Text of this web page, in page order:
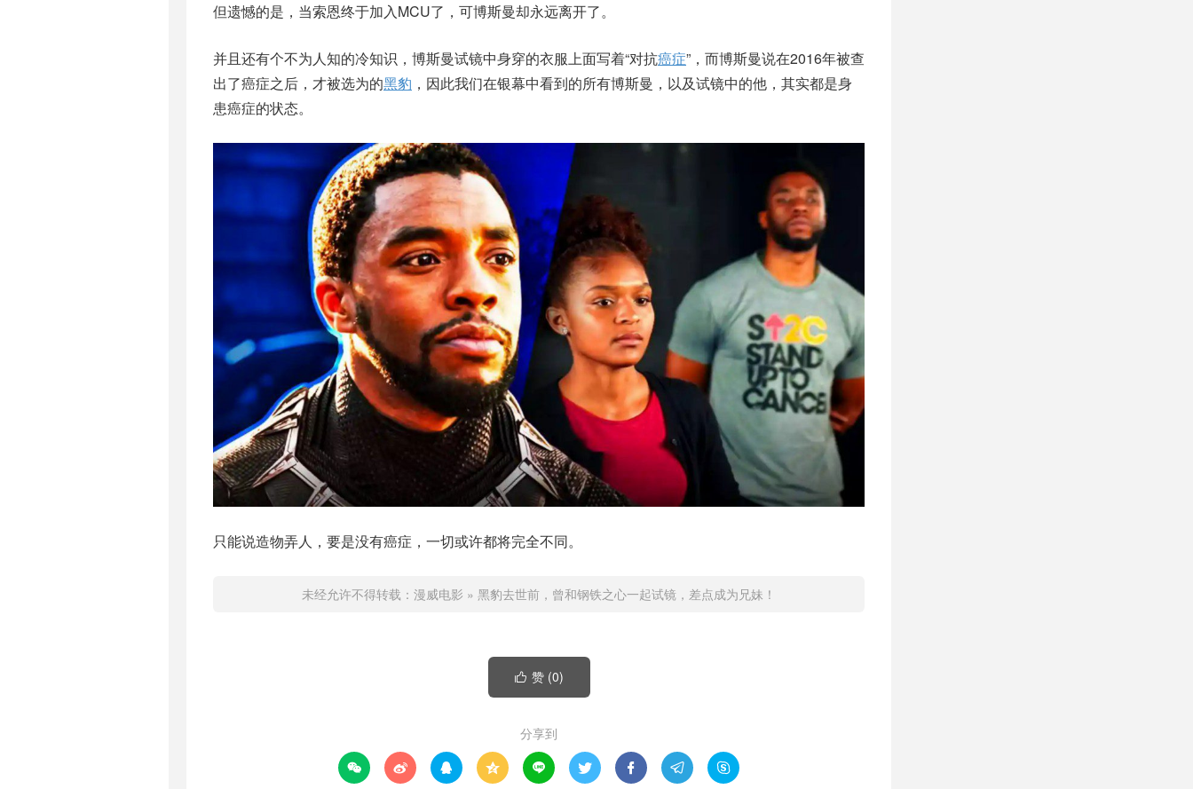
但遗憾的是，当索恩终于加入MCU了，可博斯曼却永远离开了。
并且还有个不为人知的冷知识，博斯曼试镜中身穿的衣服上面写着“对抗癌症”，而博斯曼说在2016年被查
出了癌症之后，才被选为的黑豹 ，因此我们在银幕中看到的所有博斯曼，以及试镜中的他，其实都是身
患癌症的状态。
只能说造物弄人，要是没有癌症，一切或许都将完全不同。
未经允许不得转载： 漫威电影 » 黑豹去世前，曾和钢铁之心一起试镜，差点成为兄妹！
 赞 (0)
分享到
        